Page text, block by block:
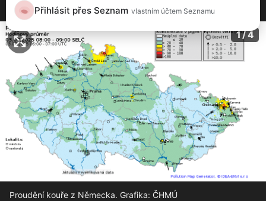
1 / 4
Proudění kouře z Německa. Grafika: ČHMÚ
Přihlásit přes Seznam vlastním účtem Seznamu